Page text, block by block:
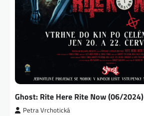
Ghost: Rite Here Rite Now (06/2024)
Petra Vrchotická